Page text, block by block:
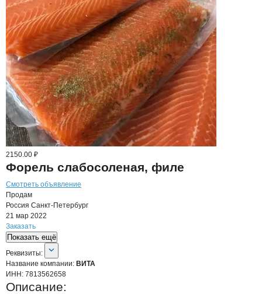
2150.00 ₽
Форель слабосоленая, филе
Смотреть объявление
Продам
Россия Санкт-Петербург
21 мар 2022
Заказать
Показать ещё
О компании
Реквизиты
Реквизиты:
Название компании: ВИТА
ИНН: 7813562658
Описание: